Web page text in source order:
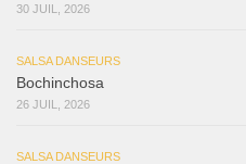
30 JUIL, 2026
SALSA DANSEURS
Bochinchosa
26 JUIL, 2026
SALSA DANSEURS